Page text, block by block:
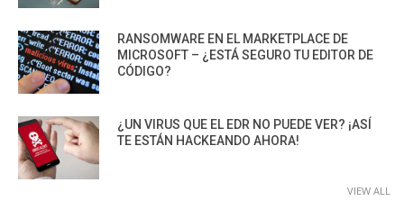
RANSOMWARE EN EL MARKETPLACE DE
MICROSOFT – ¿ESTÁ SEGURO TU EDITOR DE
CÓDIGO?
¿UN VIRUS QUE EL EDR NO PUEDE VER? ¡ASÍ
TE ESTÁN HACKEANDO AHORA!
VIEW ALL